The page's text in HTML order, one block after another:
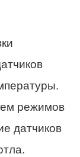
режимов
датчиков